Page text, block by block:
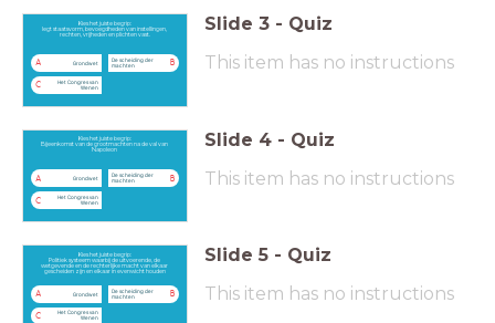
Kies het juiste begrip:
legt staatsvorm, bevoegdheden van instellingen,
rechten, vrijheden en plichten vast.
A Grondwet B
De scheiding der
machten
C
Het Congres van
Wenen
Slide 3 - Quiz
This item has no instructions
Kies het juiste begrip:
Bijeenkomst van de grootmachten na de val van
Napoleon
A Grondwet B
De scheiding der
machten
C
Het Congres van
Wenen
Slide 4 - Quiz
This item has no instructions
Kies het juiste begrip:
Politiek systeem waarbij de uitvoerende, de
wetgevende en de rechterlijke macht van elkaar
gescheiden zijn en elkaar in evenwicht houden
A Grondwet B
De scheiding der
machten
C
Het Congres van
Wenen
Slide 5 - Quiz
This item has no instructions